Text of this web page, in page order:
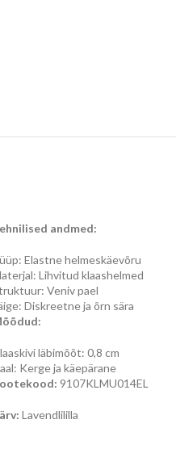
andmed:
Elastne helmeskäevõru
Lihvitud klaashelmed
Veniv pael
Diskreetne ja õrn sära
läbimõõt: 0,8 cm
Kerge ja käepärane
9107KLMU014EL
Lavendlililla